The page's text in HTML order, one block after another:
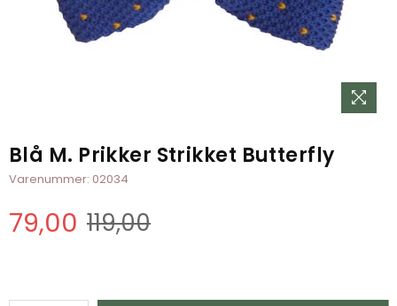
Blå M. Prikker Strikket Butterfly
Varenummer: 02034
Normal
79,00 119,00